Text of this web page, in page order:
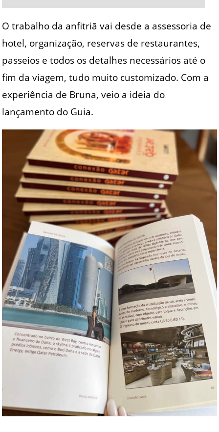
O trabalho da anfitriã vai desde a assessoria de
hotel, organização, reservas de restaurantes,
passeios e todos os detalhes necessários até o
fim da viagem, tudo muito customizado. Com a
experiência de Bruna, veio a ideia do
lançamento do Guia.